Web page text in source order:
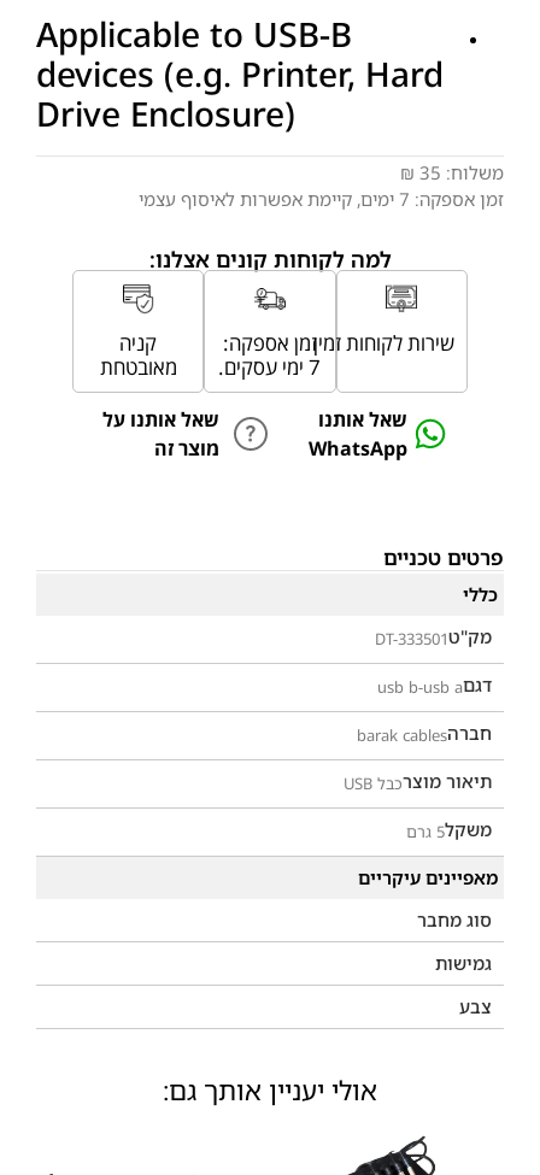
Applicable to USB-B
devices (e.g. Printer, Hard
Drive Enclosure)
משלוח: 35 ₪
זמן אספקה: 7 ימים, קיימת אפשרות לאיסוף עצמי
למה לקוחות קונים אצלנו:
קניה
מאובטחת
זמן אספקה:
7 ימי עסקים.
שירות לקוחות זמין
שאל אותנו
WhatsApp
שאל אותנו על
מוצר זה
פרטים טכניים
כללי
מק"טDT-333501
דגםusb b-usb a
חברהbarak cables
תיאור מוצרכבל USB
משקל5 גרם
מאפיינים עיקריים
סוג מחבר
גמישות
צבע
אולי יעניין אותך גם: